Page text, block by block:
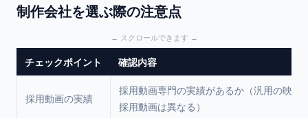
制作会社を選ぶ際の注意点
チェックポイント 確認内容
採用動画の実績
採用動画専門の実績があるか（汎用の映像
採用動画は異なる）